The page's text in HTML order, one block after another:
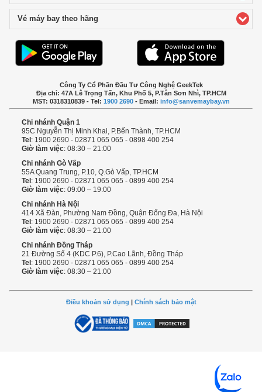
Vé máy bay theo hãng
Công Ty Cổ Phần Đầu Tư Công Nghệ GeekTek
Địa chỉ: 47A Lê Trọng Tấn, Khu Phố 5, P.Tân Sơn Nhì, TP.HCM
MST: 0318310839 - Tel: 1900 2690- Email: info@sanvemaybay.vn
Chi nhánh Quận 1
95C Nguyễn Thị Minh Khai, P.Bến Thành, TP.HCM
Tel: 1900 2690 - 02871 065 065 - 0898 400 254
Giờ làm việc: 08:30 – 21:00
Chi nhánh Gò Vấp
55A Quang Trung, P.10, Q.Gò Vấp, TP.HCM
Tel: 1900 2690 - 02871 065 065 - 0899 400 254
Giờ làm việc: 09:00 – 19:00
Chi nhánh Hà Nội
414 Xã Đàn, Phường Nam Đồng, Quận Đống Đa, Hà Nội
Tel: 1900 2690 - 02871 065 065 - 0899 400 254
Giờ làm việc: 08:30 – 21:00
Chi nhánh Đồng Tháp
21 Đường Số 4 (KDC P.6), P.Cao Lãnh, Đồng Tháp
Tel: 1900 2690 - 02871 065 065 - 0899 400 254
Giờ làm việc: 08:30 – 21:00
Điều khoản sử dụng | Chính sách bảo mật